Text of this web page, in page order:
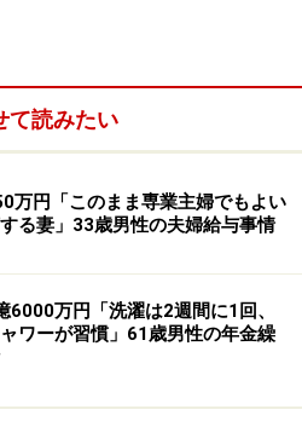
。大学に行くための借金とい
はなかった。しかし周りに奨
いたので、そこまでの精神的
あずさん。
て読みたい
万円「このまま専業主婦でもよい
る妻」33歳男性の夫婦給与事情
6000万円「洗濯は2週間に1回、
ワーが習慣」61歳男性の年金繰